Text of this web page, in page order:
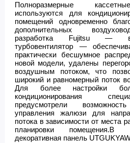
Полноразмерные
используются для
помещений одновременно
дополнительных
разработка Fujitsu —
турбовентилятор —
практически бесшумное
новой модели, удалены
воздушным потоком, что
широкий и равномерный поток
Для более настройки
кондиционирования
предусмотрели
управления жалюзи для
потока в зависимости от места
планировки помещения.В
декоративная панель